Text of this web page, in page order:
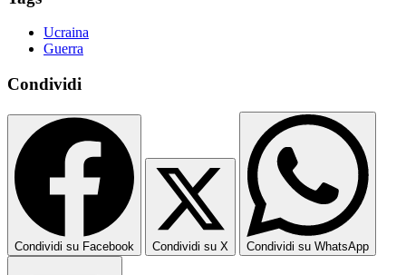
Ucraina
Guerra
Condividi
Condividi su Facebook Condividi su X Condividi su WhatsApp